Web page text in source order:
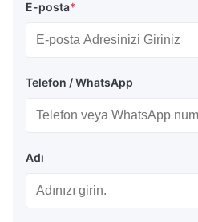
E-posta*
Telefon / WhatsApp
Adı